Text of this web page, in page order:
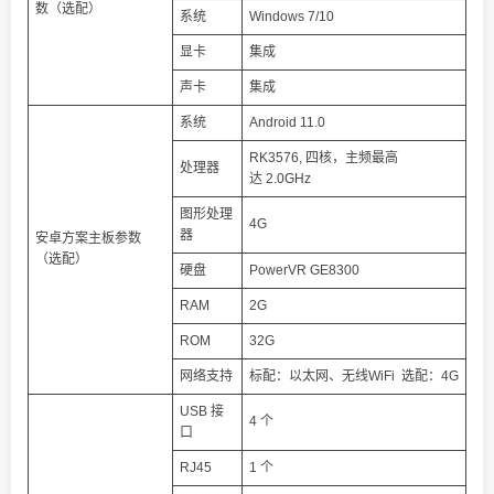
数（选配）
系统 Windows 7/10
显卡 集成
声卡 集成
安卓方案主板参数
（选配）
系统 Android 11.0
处理器
RK3576, 四核，主频最高
达 2.0GHz
图形处理
器
4G
硬盘 PowerVR GE8300
RAM 2G
ROM 32G
网络支持 标配：以太网、无线WiFi 选配：4G
USB 接
口
4 个
RJ45 1 个